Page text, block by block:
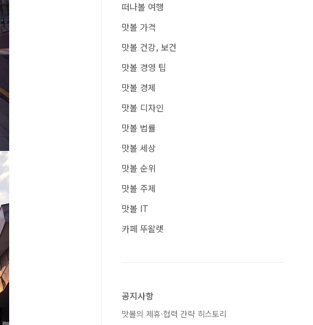
떠나볼 여행
맛볼 가격
맛볼 건강, 보건
맛볼 경영 팁
맛볼 경제
맛볼 디자인
맛볼 법률
맛볼 세상
맛볼 순위
맛볼 주제
맛볼 IT
카페 뚜왈렛
공지사항
맛볼의 제휴·협력 간략 히스토리